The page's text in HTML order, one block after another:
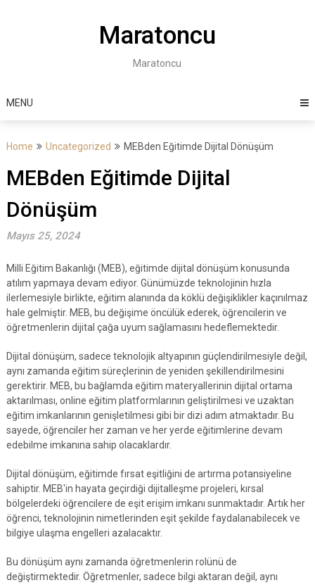
Maratoncu
Maratoncu
MENU
Home Uncategorized MEBden Eğitimde Dijital Dönüşüm
MEBden Eğitimde Dijital
Dönüşüm
Mayıs 25, 2024
Milli Eğitim Bakanlığı (MEB), eğitimde dijital dönüşüm konusunda
atılım yapmaya devam ediyor. Günümüzde teknolojinin hızla
ilerlemesiyle birlikte, eğitim alanında da köklü değişiklikler kaçınılmaz
hale gelmiştir. MEB, bu değişime öncülük ederek, öğrencilerin ve
öğretmenlerin dijital çağa uyum sağlamasını hedeflemektedir.
Dijital dönüşüm, sadece teknolojik altyapının güçlendirilmesiyle değil,
aynı zamanda eğitim süreçlerinin de yeniden şekillendirilmesini
gerektirir. MEB, bu bağlamda eğitim materyallerinin dijital ortama
aktarılması, online eğitim platformlarının geliştirilmesi ve uzaktan
eğitim imkanlarının genişletilmesi gibi bir dizi adım atmaktadır. Bu
sayede, öğrenciler her zaman ve her yerde eğitimlerine devam
edebilme imkanına sahip olacaklardır.
Dijital dönüşüm, eğitimde fırsat eşitliğini de artırma potansiyeline
sahiptir. MEB'in hayata geçirdiği dijitalleşme projeleri, kırsal
bölgelerdeki öğrencilere de eşit erişim imkanı sunmaktadır. Artık her
öğrenci, teknolojinin nimetlerinden eşit şekilde faydalanabilecek ve
bilgiye ulaşma engelleri azalacaktır.
Bu dönüşüm aynı zamanda öğretmenlerin rolünü de
değiştirmektedir. Öğretmenler, sadece bilgi aktaran değil, aynı